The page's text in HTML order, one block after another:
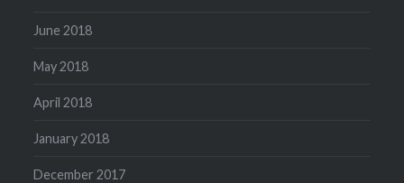
June 2018
May 2018
April 2018
January 2018
December 2017